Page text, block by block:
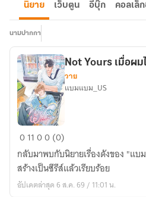
นิยาย เว็บตูน อีบุ๊ก คอลเล็
นามปากกา
Not
Yours
เมื่อ
ผม
ไม่ใช่
Not Yours เมื่อผม
วาย
แบมแบม_US
01100 (0)
กลับมาพบกับนิยายเรื่องดังของ "แบ
สร้างเป็นซีรีส์แล้วเรียบร้อย
อัปเดตล่าสุด 6 ส.ค. 69 / 11:01 น.